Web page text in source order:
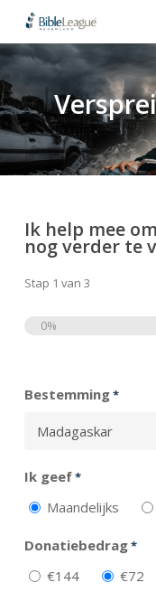
main
content
Hit enter to search or
Ik help mee
nog verder te
Stap 1 van 3
0%
Bestemming*
Ik geef*
Maandelijks
Donatiebedrag*
€144 €72
van
3,